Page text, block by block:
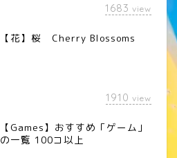
1683 view
【花】桜 Cherry Blossoms
1910 view
【Games】おすすめ「ゲーム」
の一覧 100コ以上